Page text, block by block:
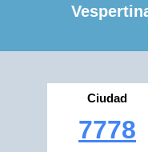
Ciudad
7778